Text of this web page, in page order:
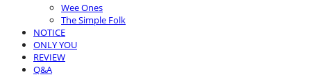
Wee Ones
The Simple Folk
NOTICE
ONLY YOU
REVIEW
Q&A